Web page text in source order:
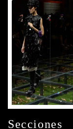
Secciones